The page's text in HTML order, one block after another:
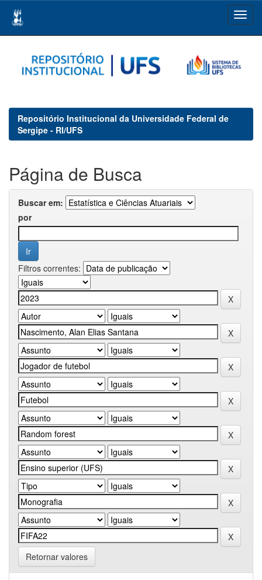
navigation
Repositório Institucional da Universidade Federal de
Sergipe - RI/UFS
Página de Busca
Buscar em:
por
Filtros correntes:
Retornar valores